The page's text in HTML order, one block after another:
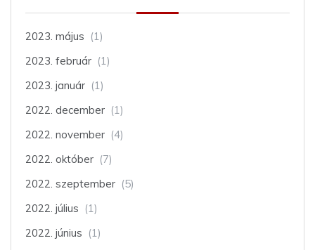
2023. május (1)
2023. február (1)
2023. január (1)
2022. december (1)
2022. november (4)
2022. október (7)
2022. szeptember (5)
2022. július (1)
2022. június (1)